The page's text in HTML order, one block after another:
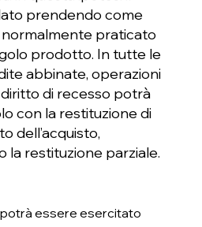
prendendo come
praticato
prodotto. In tutte le
abbinate, operazioni
di recesso potrà
con la restituzione di
dell’acquisto,
restituzione parziale.
essere esercitato